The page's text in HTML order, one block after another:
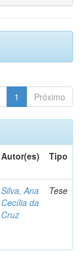
1 Próximo
Autor(es) Tipo
Silva, Ana
Cecília da
Cruz
Tese